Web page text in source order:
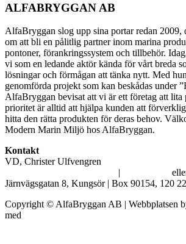
ALFABRYGGAN AB
AlfaBryggan slog upp sina portar redan 2009,
om att bli en pålitlig partner inom marina
pontoner, förankringssystem och tillbehör.
vi som en ledande aktör kända för vårt breda
lösningar och förmågan att tänka nytt. Med
genomförda projekt som kan beskådas under
AlfaBryggan bevisat att vi är ett företag att lita
prioritet är alltid att hjälpa kunden att
hitta den rätta produkten för deras behov.
Modern Marin Miljö hos AlfaBryggan.
Kontakt
VD, Christer Ulfvengren
|
Järnvägsgatan 8, Kungsör | Box 90154, 120
Copyright © AlfaBryggan AB | Webbplatsen
med